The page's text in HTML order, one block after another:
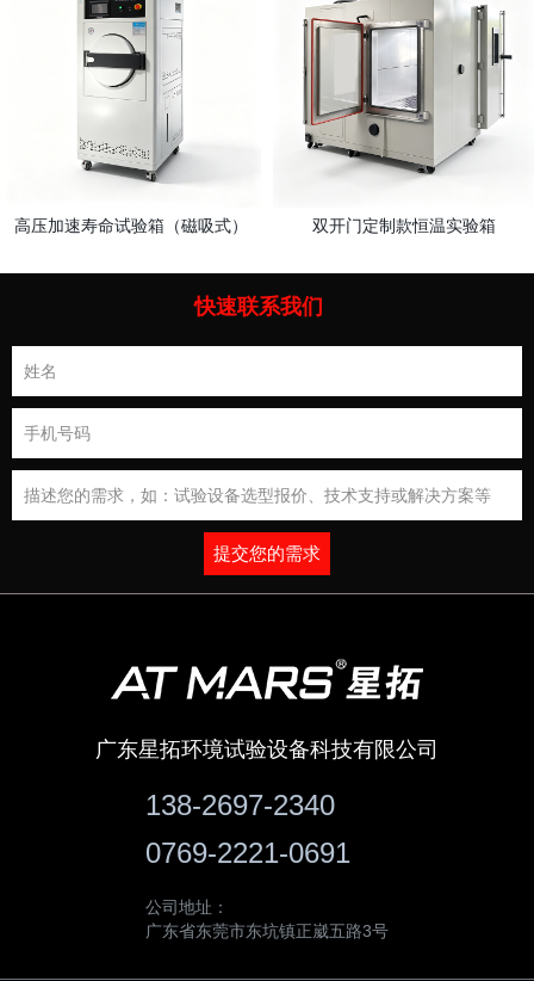
高压加速寿命试验箱（磁吸式） 双开门定制款恒温实验箱
快速联系我们
提交您的需求
广东星拓环境试验设备科技有限公司
138-2697-2340
0769-2221-0691
公司地址：
广东省东莞市东坑镇正崴五路3号